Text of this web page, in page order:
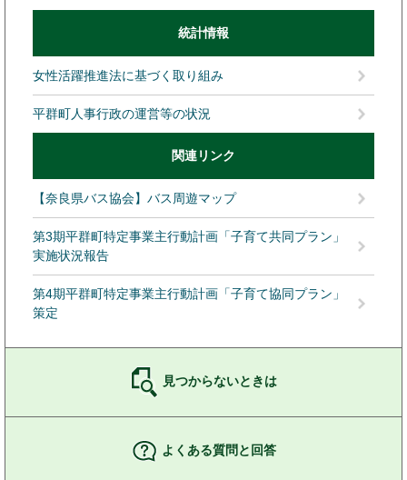
統計情報
女性活躍推進法に基づく取り組み
平群町人事行政の運営等の状況
関連リンク
【奈良県バス協会】バス周遊マップ
第3期平群町特定事業主行動計画「子育て共同プラン」
実施状況報告
第4期平群町特定事業主行動計画「子育て協同プラン」
策定
見つからないときは
よくある質問と回答